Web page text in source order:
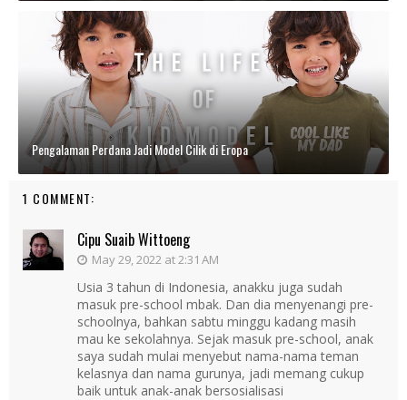
Pengalaman Perdana Jadi Model Cilik di Eropa
1 COMMENT:
Cipu Suaib Wittoeng
May 29, 2022 at 2:31 AM
Usia 3 tahun di Indonesia, anakku juga sudah
masuk pre-school mbak. Dan dia menyenangi pre-
schoolnya, bahkan sabtu minggu kadang masih
mau ke sekolahnya. Sejak masuk pre-school, anak
saya sudah mulai menyebut nama-nama teman
kelasnya dan nama gurunya, jadi memang cukup
baik untuk anak-anak bersosialisasi